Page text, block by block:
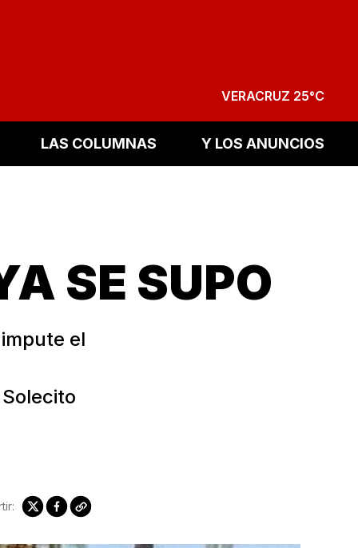
VERACRUZ 25°C
LAS COLUMNAS Y LOS ANUNCIOS
SE SUPO
el